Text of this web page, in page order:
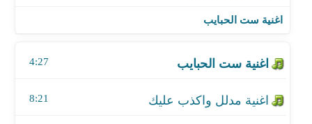
اغنية ست الحبايب
4:27
8:21
اغنية عطشانة